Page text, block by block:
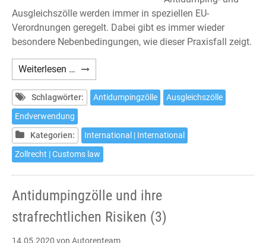
Ausgleichszölle werden immer in speziellen EU-
Verordnungen geregelt. Dabei gibt es immer wieder
besondere Nebenbedingungen, wie dieser Praxisfall zeigt.
Weiterlesen … Antidumpingzölle
und
ihre
strafrechtlichen
Risiken
(4)
Schlagwörter: Antidumpingzölle
Ausgleichszölle
Endverwendung
Kategorien:
International | International
Zollrecht | Customs law
Antidumpingzölle und ihre
strafrechtlichen Risiken (3)
14.05.2020 von Autorenteam